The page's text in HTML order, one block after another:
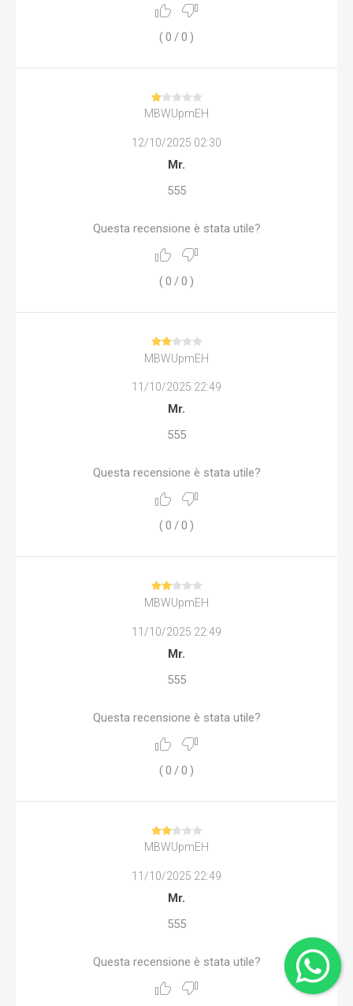
(0 /0 )
MBWUpmEH
12/10/2025 02:30
Mr.
555
Questa recensione è stata utile?
(0 /0 )
MBWUpmEH
11/10/2025 22:49
Mr.
555
Questa recensione è stata utile?
( 0 /0 )
MBWUpmEH
11/10/2025 22:49
Mr.
555
Questa recensione è stata utile?
(0 /0 )
MBWUpmEH
11/10/2025 22:49
Mr.
555
Questa recensione è stata utile?